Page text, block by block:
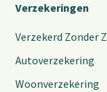
Verzekeringen
Verzekerd Zonder
Autoverzekering
Woonverzekering